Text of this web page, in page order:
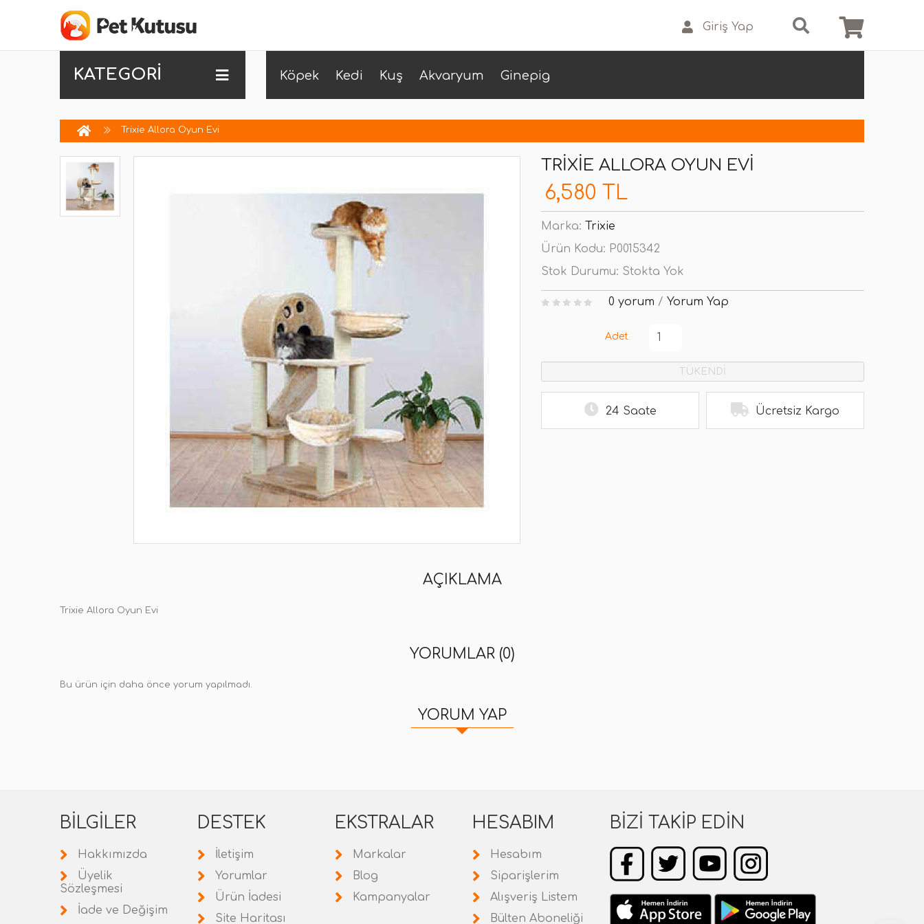
Giriş Yap
KATEGORİ Köpek Kedi Kuş Akvaryum Ginepig
Trixie Allora Oyun Evi
TRIXIE ALLORA OYUN EVI
6,580 TL
Marka: Trixie
Ürün Kodu: P0015342
Stok Durumu: Stokta Yok
0 yorum / Yorum Yap
Adet
TÜKENDİ
24 Saate Ücretsiz Kargo
AÇIKLAMA
Trixie Allora Oyun Evi
YORUMLAR (0)
Bu ürün için daha önce yorum yapılmadı.
YORUM YAP
BILGILER
Hakkımızda
Üyelik
Sözleşmesi
İade ve Değişim
DESTEK
İletişim
Yorumlar
Ürün İadesi
Site Haritası
EKSTRALAR
Markalar
Blog
Kampanyalar
HESABIM
Hesabım
Siparişlerim
Alışveriş Listem
Bülten Aboneliği
BIZI TAKIP EDIN